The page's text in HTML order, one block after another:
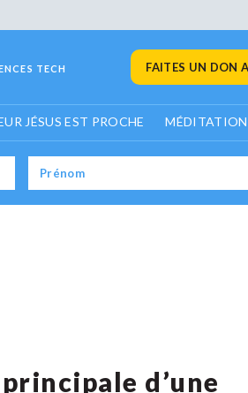
TECH FAITES UN DON
JÉSUS EST PROCHE
d’une